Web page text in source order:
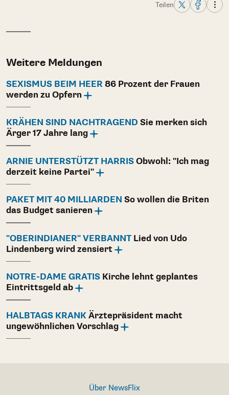
Teilen
Weitere Meldungen
SEXISMUS BEIM HEER 86 Prozent der Frauen
werden zu Opfern
KRÄHEN SIND NACHTRAGEND Sie merken sich
Ärger 17 Jahre lang
ARNIE UNTERSTÜTZT HARRIS Obwohl: "Ich mag
derzeit keine Partei"
PAKET MIT 40 MILLIARDEN So wollen die Briten
das Budget sanieren
"OBERINDIANER" VERBANNTLied von Udo
Lindenberg wird zensiert
NOTRE-DAME GRATIS Kirche lehnt geplantes
Eintrittsgeld ab
HALBTAGS KRANK Ärztepräsident macht
ungewöhnlichen Vorschlag
Über NewsFlix